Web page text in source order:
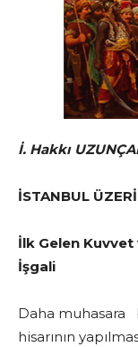
İ. Hakkı
İSTANBUL
İlk Gelen
İşgali
Daha muhasara
hisarının